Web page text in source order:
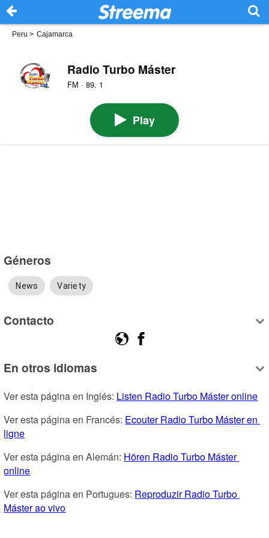
Peru > Cajamarca
Radio Turbo Máster
FM · 89. 1
Play
Géneros
News Variety
Contacto
En otros idiomas
Ver esta página en Inglés: Listen Radio Turbo Máster online
Ver esta página en Francés: Ecouter Radio Turbo Máster en
ligne
Ver esta página en Alemán: Hören Radio Turbo Máster
online
Ver esta página en Portugues: Reproduzir Radio Turbo
Máster ao vivo